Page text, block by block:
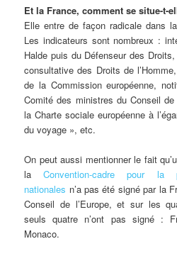
Et la France, comment se situe-t-
Elle entre de façon radicale dans
Les indicateurs sont nombreux :
Halde puis du Défenseur des
consultative des Droits de
de la Commission européenne,
Comité des ministres du Conseil
la Charte sociale européenne à
du voyage », etc.
On peut aussi mentionner le fait
laConvention-cadre pour la
nationales n’a pas été signé par la
Conseil de l’Europe, et sur les
seuls quatre n’ont pas signé :
Monaco.